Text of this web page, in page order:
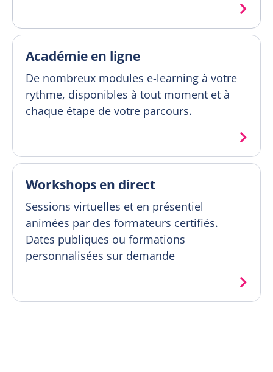
Académie en ligne
De nombreux modules e-learning à votre
rythme, disponibles à tout moment et à
chaque étape de votre parcours.
Workshops en direct
Sessions virtuelles et en présentiel
animées par des formateurs certifiés.
Dates publiques ou formations
personnalisées sur demande